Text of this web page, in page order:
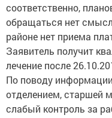
соответственно,
обращаться нет
районе нет приема
Заявитель получит
лечение после
По поводу
отделением, старшей
слабый контроль за